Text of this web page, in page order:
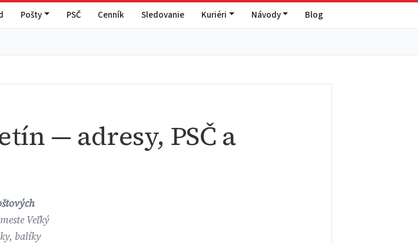
Pošty PSČ Cenník Sledovanie Kuriéri Návody Blog
— adresy, PSČ a
Veľký
balíky